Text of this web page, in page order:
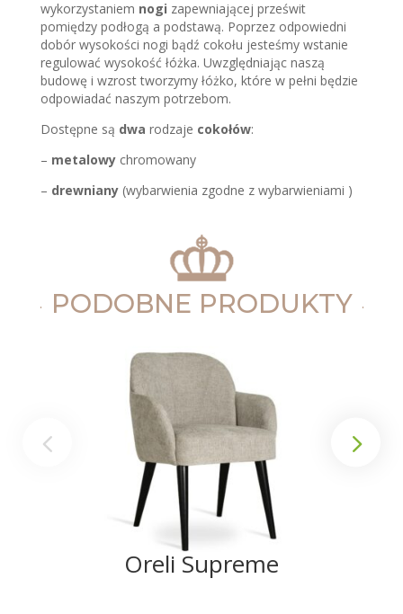
wykorzystaniem nogi zapewniającej prześwit
pomiędzy podłogą a podstawą. Poprzez odpowiedni
dobór wysokości nogi bądź cokołu jesteśmy wstanie
regulować wysokość łóżka. Uwzględniając naszą
budowę i wzrost tworzymy łóżko, które w pełni będzie
odpowiadać naszym potrzebom.
Dostępne są dwa rodzaje cokołów:
– metalowychromowany
– drewniany(wybarwienia zgodne z wybarwieniami )
PODOBNE PRODUKTY
Oreli Supreme